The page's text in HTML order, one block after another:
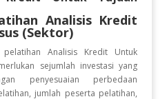
Analisis Kredit
(Sektor)
pelatihan Analisis Kredit Untuk
sejumlah investasi yang
penyesuaian perbedaan
jumlah peserta pelatihan,